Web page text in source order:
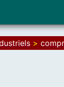
>